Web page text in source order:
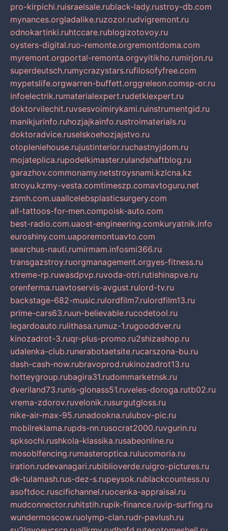
pro-kirpichi.ruisraelsale.rublack-lady.rustroy-db.com
mynances.orgladalike.ruzozor.rudvigremont.ru
odnokartinki.ruhtccare.rublogizotovoy.ru
oysters-digital.ruo-remonte.orgremontdoma.com
myremont.orgportal-remonta.orgvyitikho.rumirjon.ru
superdeutsch.rumycrazystars.rufilosofyfree.com
mypetslife.orgwarren-buffett.orggreleon.comsp-or.ru
infoelectrik.rumaterialexpert.rudetkiexpert.ru
doktorvilechit.ruvsesvoimirykami.ruinstrumentgid.ru
manikjurinfo.ruhozjajkainfo.rustroimaterials.ru
doktoradvice.ruselskoehozjajstvo.ru
otopleniehouse.rujustinterior.ruchastnyjdom.ru
mojateplica.rupodelkimaster.rulandshaftblog.ru
garazhov.commonamy.netstroysnami.kzlcna.kz
stroyu.kzmy-vesta.comtimeszp.comavtoguru.net
zsmh.com.uaallcelebsplasticsurgery.com
all-tattoos-for-men.compoisk-auto.com
best-radio.com.uaost-engineering.comkuryatnik.info
euroshiny.com.uaporemontuavto.com
searchus-nauti.rumirmam.infosmi366.ru
transgazstroy.ruorgmanagement.orgyes-fitness.ru
xtreme-rp.ruwasdpvp.ruvoda-otri.rutishinapve.ru
orenferma.ruavtoservis-avgust.rulord-tv.ru
backstage-682-music.rulordfilm7.rulordfilm13.ru
prime-cars63.ruun-believable.rucodetool.ru
legardoauto.rulithasa.rumuz-1.rugooddver.ru
kinozadrot-3.ruqr-plus-promo.ru2shizashop.ru
udalenka-club.runerabotaetsite.rucarszona-bu.ru
dash-cash-now.rubravoprod.rukinozadrot13.ru
hotteygroup.rubagira31.rudommarketnsk.ru
dveriland73.runis-glonass51.ruveles-doroga.rutb02.ru
vrema-zdorov.ruvelonik.rusurgutgloss.ru
nike-air-max-95.runadookna.rulubov-pic.ru
mobilreklama.rupds-nn.rusocrat2000.ruvgurin.ru
spksochi.rushkola-klassika.rusabeonline.ru
mosoblfencing.rumasteroptica.rulucomoria.ru
iration.rudevanagari.rubiblioverde.ruigro-pictures.ru
dk-tulamash.rus-dez-s.rupeysok.rublackcountess.ru
asoftdoc.ruscifichannel.ruocenka-appraisal.ru
mudconnector.ruhitstih.rupik-finance.ruvip-surfing.ru
wundermoscow.ruolymp-clan.rudr-pavlush.ru